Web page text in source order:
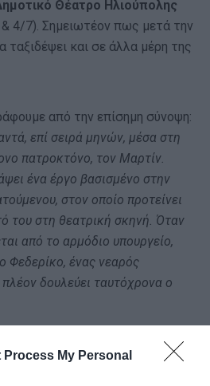
Process My Personal
Θέατρο Ηλιούπολης
& 4/7). Σημειωτέον πως μετά την
ταξιδέψει και σε άλλα μέρη της
από την επίσημη σύνοψη:
επί σειρά μηνών, μέσα στη
πατροκτόνο, τον Μαρτίν.
ένα έργο βασισμένο στην
στον οποίο προτείνει
του στη θεατρική σκηνή. Όταν
από το αρμόδιο υπουργείο,
Φεδερίκο, ένας νεαρός
δουλεύει ταυτόχρονα ο